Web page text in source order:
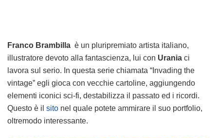
Franco Brambilla è un pluripremiato artista italiano,
illustratore devoto alla fantascienza, lui con Urania ci
lavora sul serio. In questa serie chiamata “Invading the
vintage” egli gioca con vecchie cartoline, aggiungendo
elementi iconici sci-fi, destabilizza il passato ed i ricordi.
Questo è il sito nel quale potete ammirare il suo portfolio,
oltremodo interessante.